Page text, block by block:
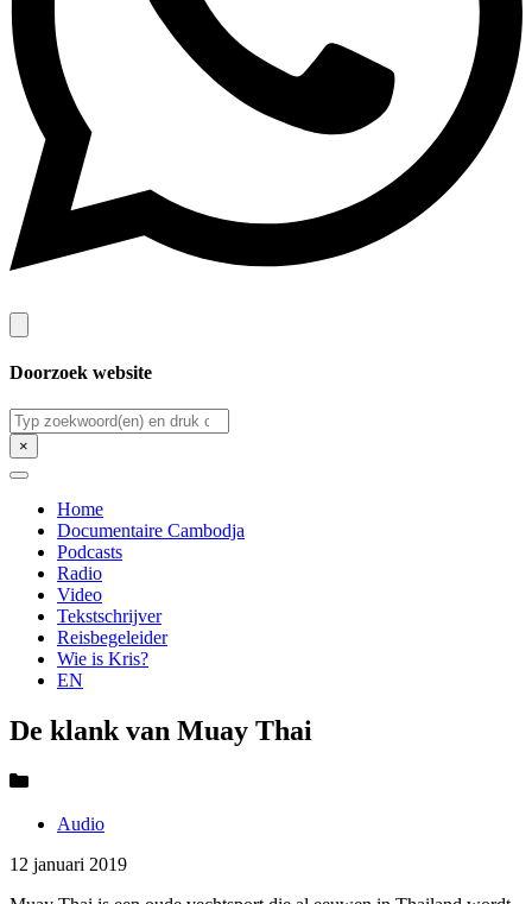
Doorzoek website
Zoeken
×
Home
Documentaire Cambodja
Podcasts
Radio
Video
Tekstschrijver
Reisbegeleider
Wie is Kris?
EN
De klank van Muay Thai
Audio
12 januari 2019